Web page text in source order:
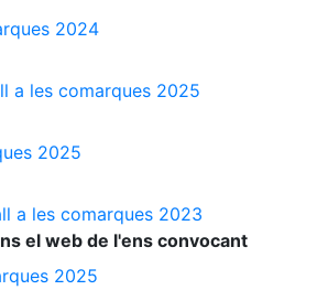
2024
a les comarques 2025
2025
a les comarques 2023
el web de l'ens convocant
2025